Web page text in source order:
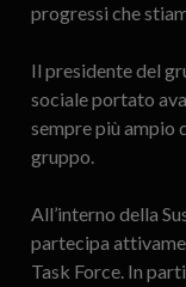
progressi che
Il presidente del
sociale portato
sempre più ampio
gruppo.
All’interno della
partecipa
Task Force. In